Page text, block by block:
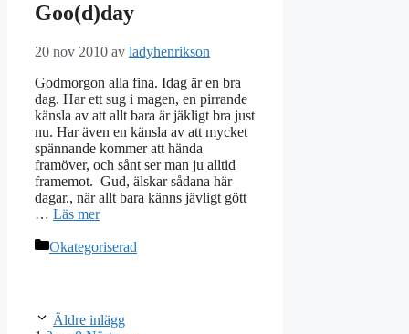
Goo(d)day
20 nov 2010 av ladyhenrikson
Godmorgon alla fina. Idag är en bra
dag. Har ett sug i magen, en pirrande
känsla av att allt bara är jäkligt bra just
nu. Har även en känsla av att mycket
spännande kommer att hända
framöver, och sånt ser man ju alltid
framemot. Gud, älskar sådana här
dagar., när allt bara känns jävligt gött
… Läs mer
Kategorier
Okategoriserad
Äldre inlägg